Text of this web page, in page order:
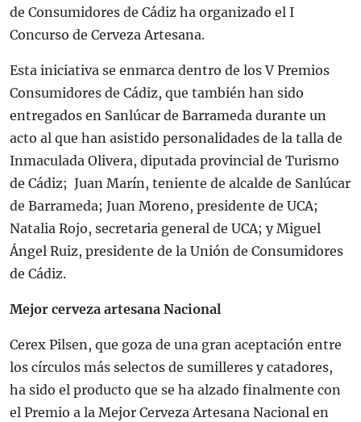
de Consumidores de Cádiz ha organizado el I
Concurso de Cerveza Artesana.
Esta iniciativa se enmarca dentro de los V Premios
Consumidores de Cádiz, que también han sido
entregados en Sanlúcar de Barrameda durante un
acto al que han asistido personalidades de la talla de
Inmaculada Olivera, diputada provincial de Turismo
de Cádiz; Juan Marín, teniente de alcalde de Sanlúcar
de Barrameda; Juan Moreno, presidente de UCA;
Natalia Rojo, secretaria general de UCA; y Miguel
Ángel Ruiz, presidente de la Unión de Consumidores
de Cádiz.
Mejor cerveza artesana Nacional
Cerex Pilsen, que goza de una gran aceptación entre
los círculos más selectos de sumilleres y catadores,
ha sido el producto que se ha alzado finalmente con
el Premio a la Mejor Cerveza Artesana Nacional en